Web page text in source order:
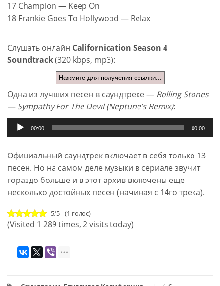
17 Champion — Keep On
18 Frankie Goes To Hollywood — Relax
Слушать онлайн Californication Season 4
Soundtrack(320 kbps, mp3):
Нажмите для получения ссылки...
Одна из лучших песен в саундтреке — Rolling Stones
— Sympathy For The Devil (Neptune’s Remix):
Аудиоплеер
00:00 00:00
Официальный саундтрек включает в себя только 13
песен. Но на самом деле музыки в сериале звучит
гораздо больше и в этот архив включены еще
несколько достойных песен (начиная с 14го трека).
5/5 - (1 голос)
(Visited 1 289 times, 2 visits today)